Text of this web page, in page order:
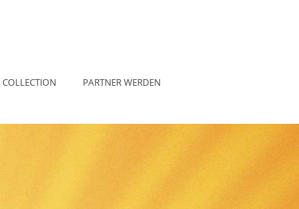
COLLECTION PARTNER WERDEN